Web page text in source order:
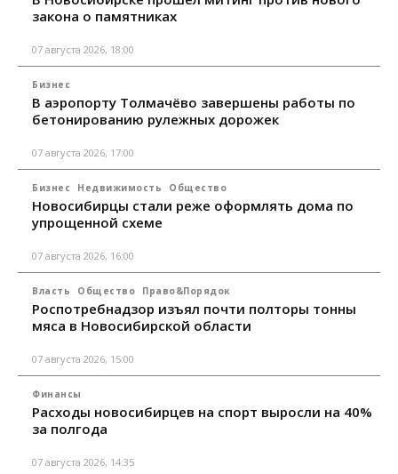
закона о памятниках
07 августа 2026, 18:00
Бизнес
В аэропорту Толмачёво завершены работы по
бетонированию рулежных дорожек
07 августа 2026, 17:00
Бизнес Недвижимость Общество
Новосибирцы стали реже оформлять дома по
упрощенной схеме
07 августа 2026, 16:00
Власть Общество Право&Порядок
Роспотребнадзор изъял почти полторы тонны
мяса в Новосибирской области
07 августа 2026, 15:00
Финансы
Расходы новосибирцев на спорт выросли на 40%
за полгода
07 августа 2026, 14:35